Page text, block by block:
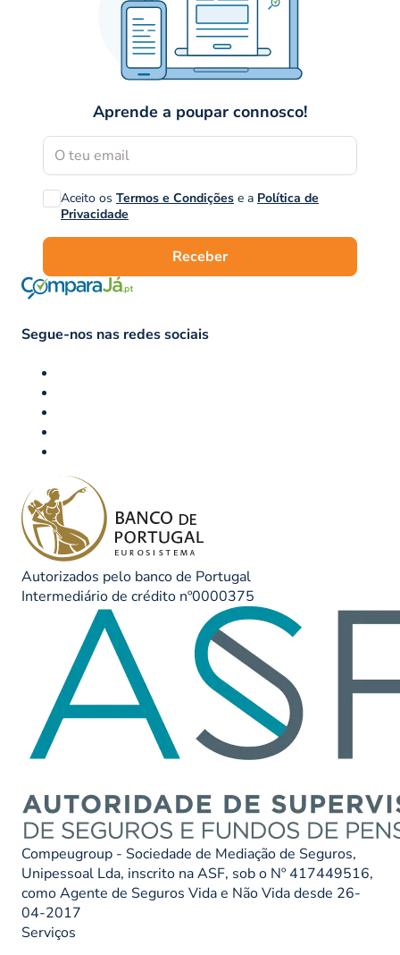
Aprende a poupar connosco!
Aceito os Termos e Condições e a Política de
Privacidade
Receber
Segue-nos nas redes sociais
Autorizados pelo banco de Portugal
Intermediário de crédito nº0000375
Compeugroup - Sociedade de Mediação de Seguros,
Unipessoal Lda, inscrito na ASF, sob o Nº 417449516,
como Agente de Seguros Vida e Não Vida desde 26-
04-2017
Serviços